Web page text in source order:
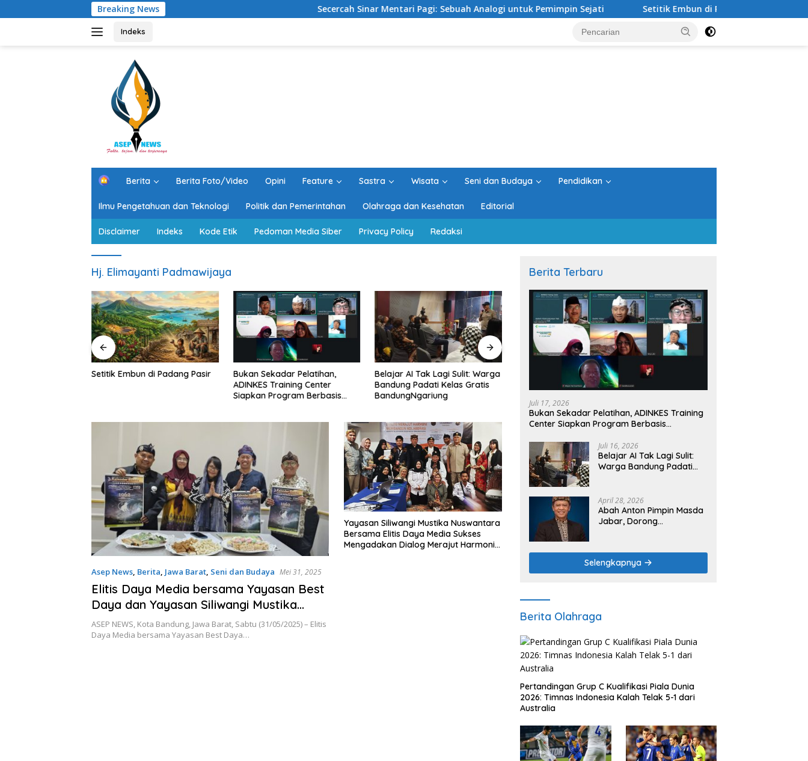
ke
Breaking News Secercah Sinar Mentari Pagi: Sebuah Analogi untuk Pemimpin Sejati Setitik Embun di Padang Pasir
Indeks
H
e
Berita Berita Foto/Video Opini Feature Sastra Wisata Seni dan Budaya Pendidikan
Ilmu Pengetahuan dan Teknologi Politik dan Pemerintahan Olahraga dan Kesehatan Editorial
Disclaimer Indeks Kode Etik Pedoman Media Siber Privacy Policy Redaksi
Hj. Elimayanti Padmawijaya
Setitik Embun di Padang Pasir
Bukan Sekadar Pelatihan,
ADINKES Training Center
Siapkan Program Berbasis
Belajar AI Tak Lagi Sulit: Warga
Bandung Padati Kelas Gratis
BandungNgariung
Menavigasi Turbulensi
Kesehatan Indonesia: Lima
Rakernas IKKESINDO
Asep News, Berita, Jawa Barat, Seni dan Budaya Mei 31, 2025
Elitis Daya Media bersama Yayasan Best
Daya dan Yayasan Siliwangi Mustika
Nuswantara Gelar Acara “Nincak Wayah
Ngaluncurkeun Pabaru Sunda 1962 Çaka
ASEP NEWS, Kota Bandung, Jawa Barat, Sabtu (31/05/2025) – Elitis
Daya Media bersama Yayasan Best Daya…
Yayasan Siliwangi Mustika Nuswantara
Bersama Elitis Daya Media Sukses
Mengadakan Dialog Merajut Harmoni
Berita Terbaru
Juli 17, 2026
Bukan Sekadar Pelatihan, ADINKES Training
Center Siapkan Program Berbasis
Juli 16, 2026
Belajar AI Tak Lagi Sulit:
Warga Bandung Padati
April 28, 2026
Abah Anton Pimpin Masda
Jabar, Dorong
dan Ketahanan Pangan
Selengkapnya
Berita Olahraga
Pertandingan Grup C Kualifikasi Piala Dunia
2026: Timnas Indonesia Kalah Telak 5-1 dari
Australia